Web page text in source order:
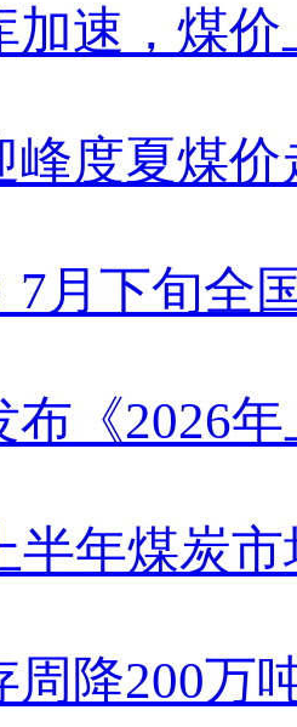
加速，煤
峰度夏煤价
7月下旬全
布《2026
半年煤炭
周降200万